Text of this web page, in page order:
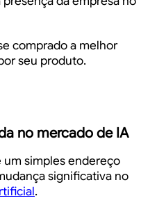
comprado a melhor
seu produto.
no mercado de IA
um simples endereço
significativa no
.